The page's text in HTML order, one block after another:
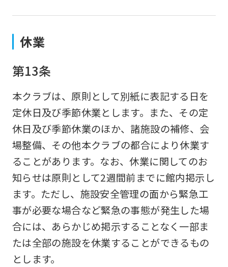
休業
第13条
本クラブは、原則として別紙に表記する日を
定休日及び季節休業とします。また、その定
休日及び季節休業のほか、諸施設の補修、会
場整備、その他本クラブの都合により休業す
ることがあります。なお、休業に関してのお
知らせは原則として2週間前までに館内掲示し
ます。ただし、施設安全管理の面から緊急工
事が必要な場合など緊急の事態が発生した場
合には、あらかじめ掲示することなく一部ま
たは全部の施設を休業することができるもの
とします。
Japanese
will
be
translated
mechanically,
so
it
may
not
be
an